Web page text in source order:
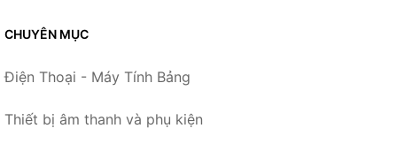
CHUYÊN MỤC
Điện Thoại - Máy Tính Bảng
Thiết bị âm thanh và phụ kiện